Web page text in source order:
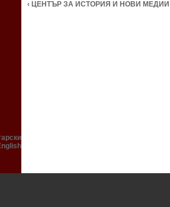
‹ ЦЕНТЪР ЗА ИСТОРИЯ И НОВИ МЕДИИ